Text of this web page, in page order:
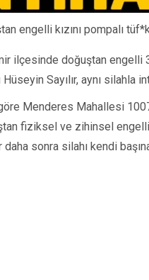
engelli kızını pompalı
ilçesinde doğuştan engelli
Sayılır, aynı silahla
Menderes Mahallesi
fiziksel ve zihinsel engelli
daha sonra silahı kendi